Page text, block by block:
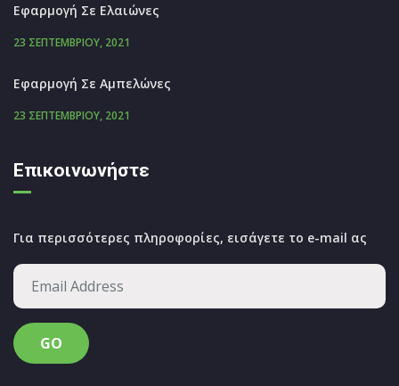
Εφαρμογή Σε Ελαιώνες
23 ΣΕΠΤΕΜΒΡΊΟΥ, 2021
Εφαρμογή Σε Αμπελώνες
23 ΣΕΠΤΕΜΒΡΊΟΥ, 2021
Επικοινωνήστε
Για περισσότερες πληροφορίες, εισάγετε το e-mail ας